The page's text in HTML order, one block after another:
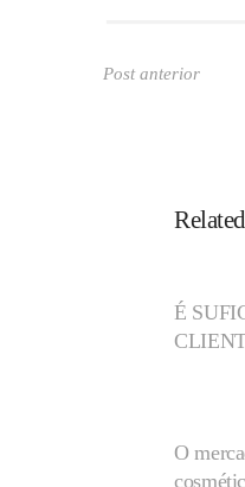
Post anterior
É
O